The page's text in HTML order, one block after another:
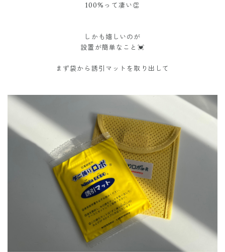
100%って凄い👏
しかも嬉しいのが
設置が簡単なこと💓
まず袋から誘引マットを取り出して